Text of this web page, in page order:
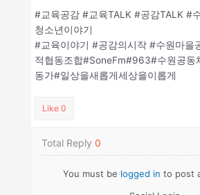
#교육공감 #교육TALK #공감TALK #
청소년이야기
#교육이야기 #공감의시작 #수원마을
적협동조합#SoneFm#963#수원공동
동가#일상을새롭게세상을이롭게
Like 0
Total Reply 0
You must be logged in to post